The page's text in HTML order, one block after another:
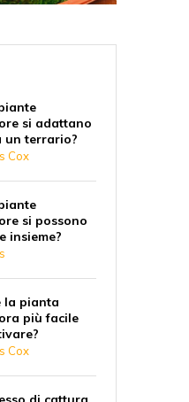
si adattano
un terrario?
Cox
si possono
insieme?
la pianta
più facile
Cox